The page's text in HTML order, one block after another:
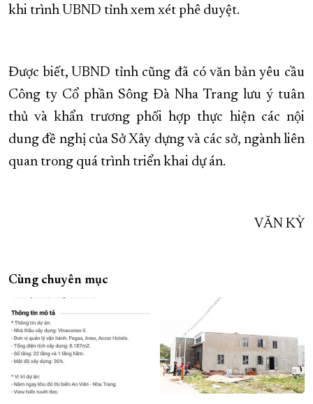
khi trình UBND tỉnh xem xét phê duyệt.
Được biết, UBND tỉnh cũng đã có văn bản yêu cầu
Công ty Cổ phần Sông Đà Nha Trang lưu ý tuân
thủ và khẩn trương phối hợp thực hiện các nội
dung đề nghị của Sở Xây dựng và các sở, ngành liên
quan trong quá trình triển khai dự án.
VĂN KỲ
Cùng chuyên mục